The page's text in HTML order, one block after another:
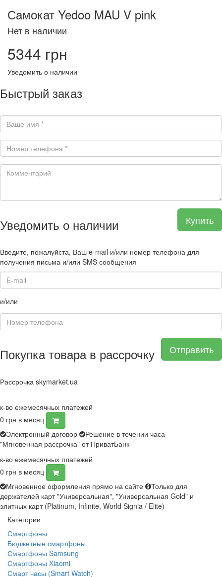
Самокат Yedoo MAU V pink
Нет в наличии
5344 грн
Уведомить о наличии
Быстрый заказ
Купить
Уведомить о наличии
Введите, пожалуйста, Ваш e-mail и/или номер телефона для
получения письма и/или SMS сообщения
и/или
Отправить
Покупка товара в рассрочку
Рассрочка skymarket.ua
к-во ежемесячных платежей
0 грн в месяц
Электронный договор
Решение в течении часа
"Мгновенная рассрочка" от ПриватБанк
к-во ежемесячных платежей
0 грн в месяц
Мгновенное оформления прямо на сайте
Только для
держателей карт "Универсальная", "Универсальная Gold" и
элитных карт (Platinum, Infinite, World Signia / Elite)
Категории
Смартфоны
Бюджетные смартфоны
Смартфоны Samsung
Смартфоны Xiaomi
Смарт часы (Smart Watch)